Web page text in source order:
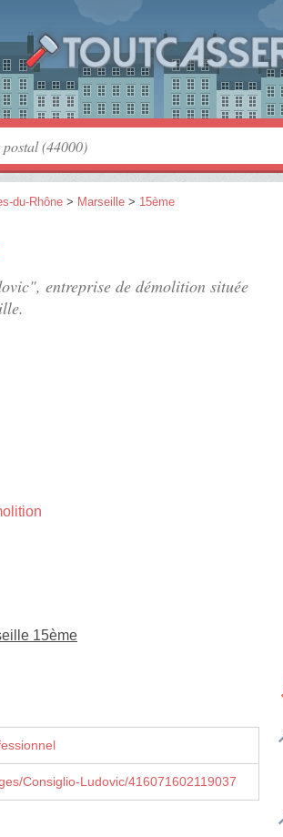
du-Rhône > Marseille > 15ème
entreprise de démolition située
15ème
Consiglio-Ludovic/416071602119037